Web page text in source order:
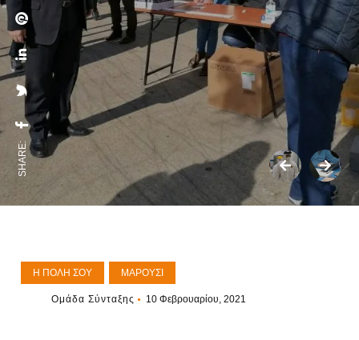
SHARE:
Η ΠΌΛΗ ΣΟΥ ΜΑΡΟΎΣΙ
Ομάδα Σύνταξης 10 Φεβρουαρίου, 2021